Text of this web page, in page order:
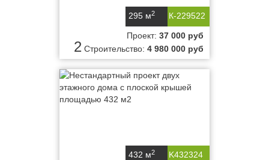
К-229522
295 м2
2
Проект: 37 000 руб
Строительство: 4 980 000 руб
K432324
432 м2